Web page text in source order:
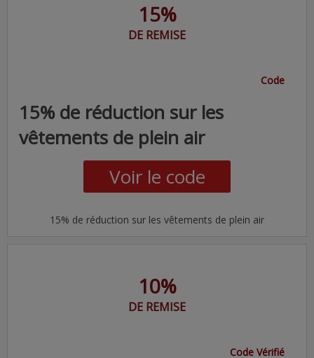
15%
DE REMISE
Code
15% de réduction sur les
vêtements de plein air
Voir le code
15% de réduction sur les vêtements de plein air
10%
DE REMISE
Code Vérifié